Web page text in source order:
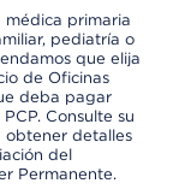
médica primaria
pediatría o
que elija
de Oficinas
deba pagar
Consulte su
obtener detalles
del
Permanente.